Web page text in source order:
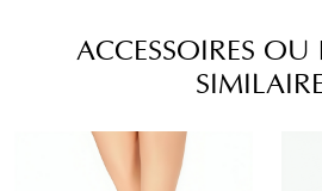
ACCESSOIRES